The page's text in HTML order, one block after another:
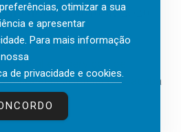
Global Outlook 2026
global em serviços de
artificial (IA), acaba
otimizar a sua
e apresentar
Para mais informação
de privacidade e cookies.